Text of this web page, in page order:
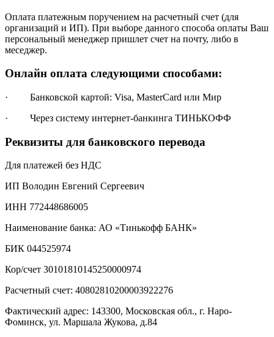
Оплата платежным поручением на расчетный счет (для
организаций и ИП). При выборе данного способа оплаты Ваш
персональный менеджер пришлет счет на почту, либо в
меседжер.
Онлайн оплата следующими способами:
· Банковской картой: Visa, MasterCard или Мир
· Через систему интернет-банкинга ТИНЬКОФФ
Реквизиты для банковского перевода
Для платежей без НДС
ИП Володин Евгений Сергеевич
ИНН 772448686005
Наименование банка: АО «Тинькофф БАНК»
БИК 044525974
Кор/счет 30101810145250000974
Расчетный счет: 40802810200003922276
Фактический адрес: 143300, Московская обл., г. Наро-
Фоминск, ул. Маршала Жукова, д.84